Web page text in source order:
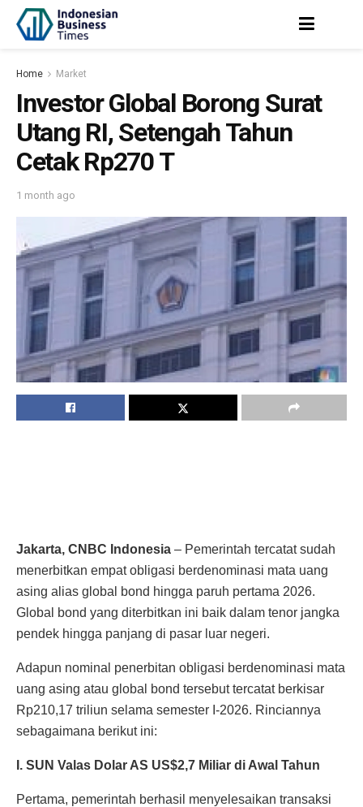
Home Market
Investor Global Borong Surat
Utang RI, Setengah Tahun
Cetak Rp270 T
1 month ago
Jakarta, CNBC Indonesia – Pemerintah tercatat sudah
menerbitkan empat obligasi berdenominasi mata uang
asing alias global bond hingga paruh pertama 2026.
Global bond yang diterbitkan ini baik dalam tenor jangka
pendek hingga panjang di pasar luar negeri.
Adapun nominal penerbitan obligasi berdenominasi mata
uang asing atau global bond tersebut tercatat berkisar
Rp210,17 triliun selama semester I-2026. Rinciannya
sebagaimana berikut ini:
I. SUN Valas Dolar AS US$2,7 Miliar di Awal Tahun
Pertama, pemerintah berhasil menyelesaikan transaksi